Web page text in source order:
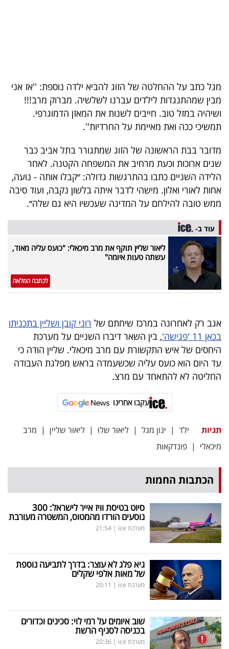
5
המילון
הכלכלי
פודקאסט
40
UNDER
40
שיתופי
פעולה
ניוזלטרים
מייל
פרסמו
באייס
עקבו
אחרינו:
מגל כתב על ההחלטה של הזוג להביא ילדה נוספת: ''אז אני
מבין שמהתנגדות לילדים עברנו לשלשיה. מברוק מרב!!!
ושיהיה במזל טוב. חייבים לשנות את המאזן הדמוגרפי.
תמשיכי ככה ואת מאיימת על החרדיות''.
מדובר בבת הראשונה של הזוג שמתגורר בתל אביב כבר
שנים ארוכות וכעת מרחיב את המשפחה הקטנה. לאחר
הלידה השניים כתבו בהתרגשות גדולה: ״קבלו אותה - נועה,
אחות לאורי ואלון. מישהי לדבר איתה בלשון נקבה, ועוד סיבה
ממש טובה להילחם על המדינה שעכשיו היא גם שלה״.
עוד ב-
ליאור שליין תוקף את מרב מיכאלי: "כועס עליה מאוד,
עשתה טעות איומה"
לכתבה המלאה
אגב רק לאחרונה במרכז שיחתם של רוני קובן ושליין בתכניתו
בכאן 11 'פגישה'
, בין השאר דיברו השניים על מערכת
היחסים של איש התקשורת עם מרב מיכאלי. שליין הודה כי
עד היום הוא כועס עליה שכשעמדה בראש מפלגת העבודה
החליטה לא להתאחד עם מרצ.
עקבו אחרינו
תגיות ילד | ינון מגל | ליאור שלו | ליאור שליין | מרב
מיכאלי | פונדקאות
הכתבות החמות
סיוט בטיסת וויז אייר לישראל: 300
נוסעים הורדו מהמטוס, המשטרה מעורבת
מערכת ice |
21:54
גיא פלג לא עוצר: בדרך לתביעה נוספת
של מאות אלפי שקלים
מערכת ice |
20:11
שוב איומים על רמי לוי: סכינים וכדורים
בכניסה לסניף הרשת
מערכת ice |
20:36